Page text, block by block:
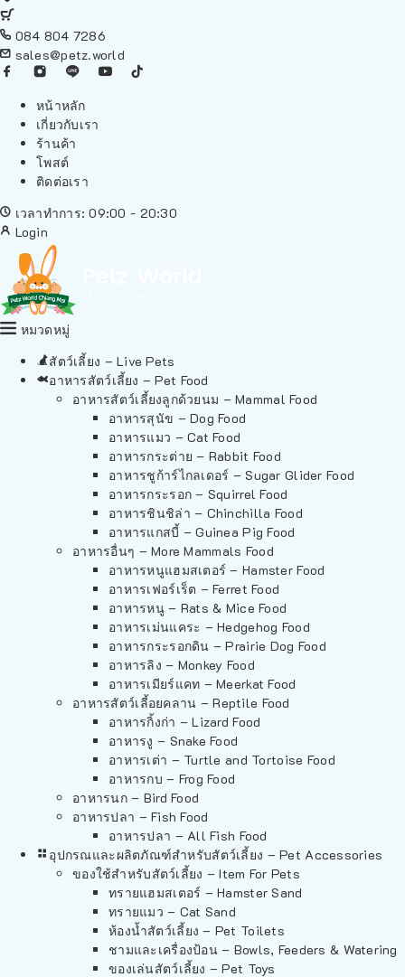
084 804 7286
sales@petz.world
หน้าหลัก
เกี่ยวกับเรา
ร้านค้า
โพสต์
ติดต่อเรา
เวลาทำการ: 09:00 - 20:30
Login
หมวดหมู่
สัตว์เลี้ยง – Live Pets
อาหารสัตว์เลี้ยง – Pet Food
อาหารสัตว์เลี้ยงลูกด้วยนม – Mammal Food
อาหารสุนัข – Dog Food
อาหารแมว – Cat Food
อาหารกระต่าย – Rabbit Food
อาหารชูก้าร์ไกลเดอร์ – Sugar Glider Food
อาหารกระรอก – Squirrel Food
อาหารชินชิล่า – Chinchilla Food
อาหารแกสบี้ – Guinea Pig Food
อาหารอื่นๆ – More Mammals Food
อาหารหนูแฮมสเตอร์ – Hamster Food
อาหารเฟอร์เร็ต – Ferret Food
อาหารหนู – Rats & Mice Food
อาหารเม่นแคระ – Hedgehog Food
อาหารกระรอกดิน – Prairie Dog Food
อาหารลิง – Monkey Food
อาหารเมียร์แคท – Meerkat Food
อาหารสัตว์เลี้อยคลาน – Reptile Food
อาหารกิ้งก่า – Lizard Food
อาหารงู – Snake Food
อาหารเต่า – Turtle and Tortoise Food
อาหารกบ – Frog Food
อาหารนก – Bird Food
อาหารปลา – Fish Food
อาหารปลา – All Fish Food
อุปกรณและผลิตภัณฑ์สำหรับสัตว์เลี้ยง – Pet Accessories
ของใช้สำหรับสัตว์เลี้ยง – Item For Pets
ทรายแฮมสเตอร์ – Hamster Sand
ทรายแมว – Cat Sand
ห้องน้ำสัตว์เลี้ยง – Pet Toilets
ชามและเครื่องป้อน – Bowls, Feeders & Watering
ของเล่นสัตว์เลี้ยง – Pet Toys